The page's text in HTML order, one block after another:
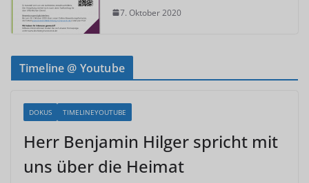
7. Oktober 2020
Timeline @ Youtube
DOKUS TIMELINEYOUTUBE
Herr Benjamin Hilger spricht mit
uns über die Heimat